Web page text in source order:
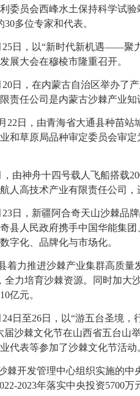
委员会西峰水土保持科学试
多位专家和代表。
25日，以“新时代新机遇——聚
展大会在穆棱市隆重召开。
20日，在内蒙古自治区举办了
责任公司是内蒙古沙棘产业知
22日，由青海省大通县种苗
和草原局品种审定委员会审
，由神舟十四号载人飞船搭载
人高技术产业有限责任公司，
23日，新疆阿合奇天山沙棘品
县人民政府携手中国华能集
字化、品牌化与市场化。
着力推进沙棘产业集群高质
全力培育沙棘资源。同时加大
亿元。
24日至26日，以“游五台圣境
届沙棘文化节在山西省五台山
代表等参加了沙棘文化节活动
棘开发管理中心组织实施的中
2023年落实中央投资5700